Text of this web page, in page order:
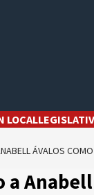
LOCAL
ÁVALOS COMO